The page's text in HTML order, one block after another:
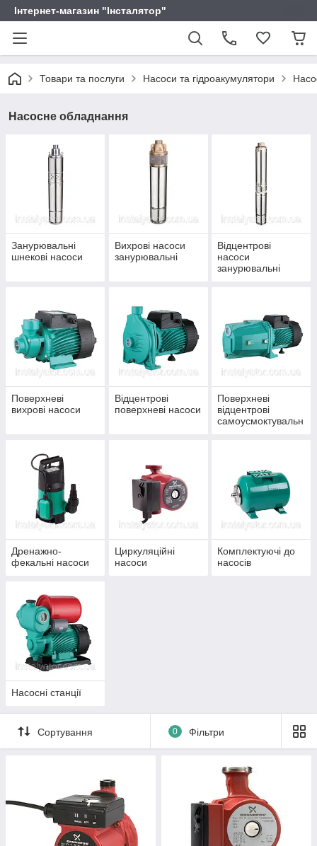
Інтернет-магазин "Інсталятор"
Товари та послуги Насоси та гідроакумулятори
Насосне обладнання
Занурювальні
шнекові насоси
Вихрові насоси
занурювальні
Відцентрові
насоси
занурювальні
Поверхневі
вихрові насоси
Відцентрові
поверхневі насоси
Поверхневі
відцентрові
самоусмоктувальн
Дренажно-
фекальні насоси
Циркуляційні
насоси
Комплектуючі до
насосів
Насосні станції
Сортування 0 Фільтри